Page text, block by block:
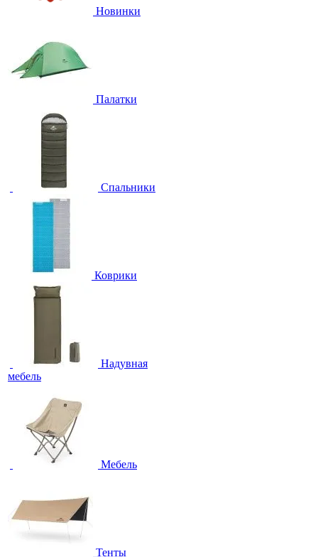
Новинки
Палатки
Спальники
Коврики
Надувная
мебель
Мебель
Тенты